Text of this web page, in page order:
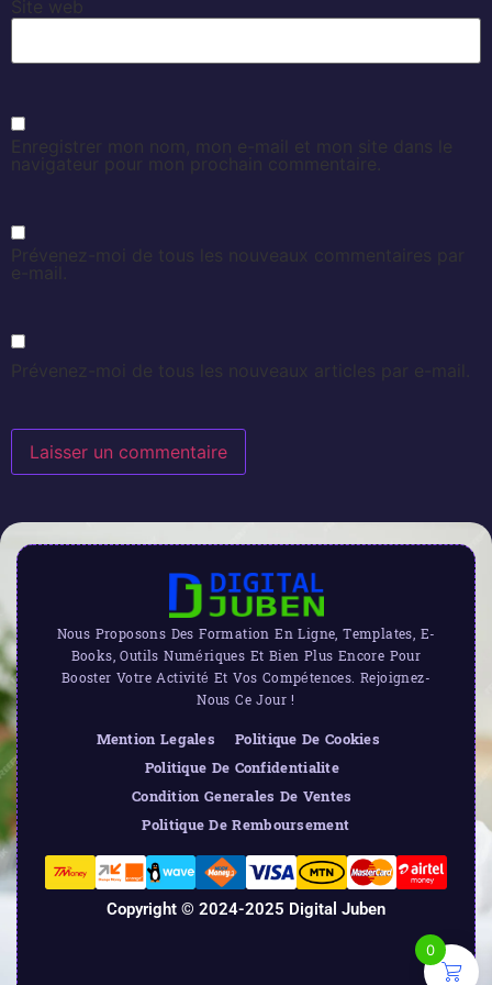
Site web
Enregistrer mon nom, mon e-mail et mon site dans le
navigateur pour mon prochain commentaire.
Prévenez-moi de tous les nouveaux commentaires par
e-mail.
Prévenez-moi de tous les nouveaux articles par e-mail.
Nous Proposons Des Formation En Ligne, Templates, E-
Books, Outils Numériques Et Bien Plus Encore Pour
Booster Votre Activité Et Vos Compétences. Rejoignez-
Nous Ce Jour !
Mention Legales
Politique De Cookies
Politique De Confidentialite
Condition Generales De Ventes
Politique De Remboursement
Copyright © 2024-2025 Digital Juben
0